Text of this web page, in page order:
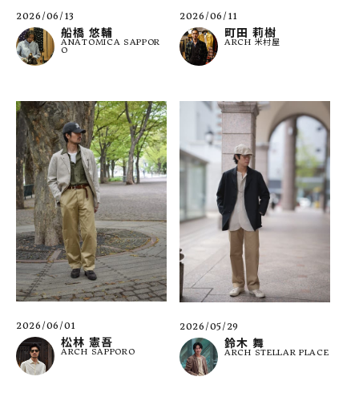
2026/06/13
船橋 悠輔
ANATOMICA SAPPOR
O
2026/06/11
町田 莉樹
ARCH 米村屋
2026/06/01
松林 憲吾
ARCH SAPPORO
2026/05/29
鈴木 舞
ARCH STELLAR PLACE